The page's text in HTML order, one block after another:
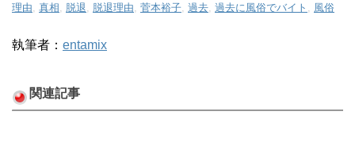
理由 真相 脱退 脱退理由 菅本裕子 過去 過去に風俗でバイト 風俗
執筆者： entamix
関連記事